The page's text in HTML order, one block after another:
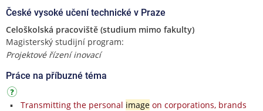
České vysoké učení technické v Praze
Celoškolská pracoviště (studium mimo fakulty)
Magisterský studijní program:
Projektové řízení inovací
Práce na příbuzné téma
Transmitting the personal imageon corporations, brands